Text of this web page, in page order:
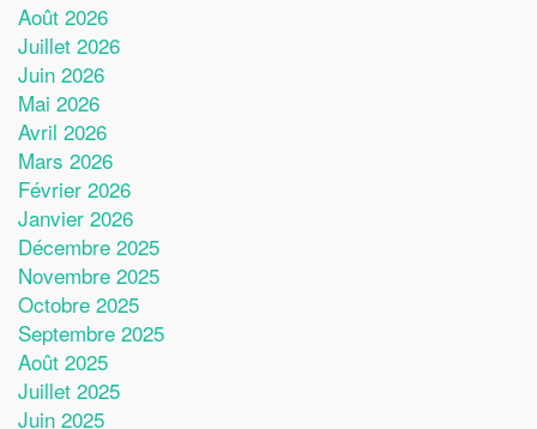
Août 2026
Juillet 2026
Juin 2026
Mai 2026
Avril 2026
Mars 2026
Février 2026
Janvier 2026
Décembre 2025
Novembre 2025
Octobre 2025
Septembre 2025
Août 2025
Juillet 2025
Juin 2025